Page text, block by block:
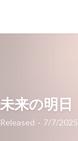
未来の明日
Released 7/7/2025